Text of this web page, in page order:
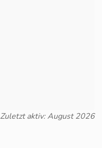
Zuletzt aktiv: August 2026